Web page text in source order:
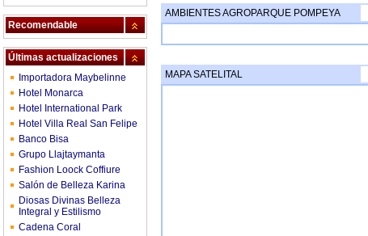
Recomendable
Últimas actualizaciones
Importadora Maybelinne
Hotel Monarca
Hotel International Park
Hotel Villa Real San Felipe
Banco Bisa
Grupo Llajtaymanta
Fashion Loock Coffiure
Salón de Belleza Karina
Diosas Divinas Belleza
Integral y Estilismo
Cadena Coral
AMBIENTES AGROPARQUE POMPEYA
MAPA SATELITAL